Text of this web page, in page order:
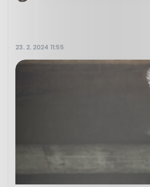
23. 2. 2024 11:55